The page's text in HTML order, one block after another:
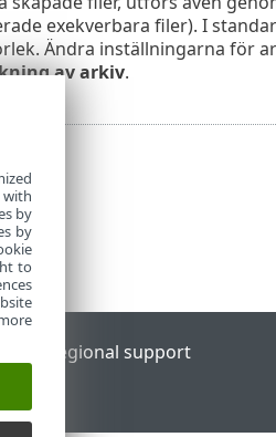
exekverbara filer). I
Ändra inställningarna för
av arkiv.
Regional support
with
by
by
to